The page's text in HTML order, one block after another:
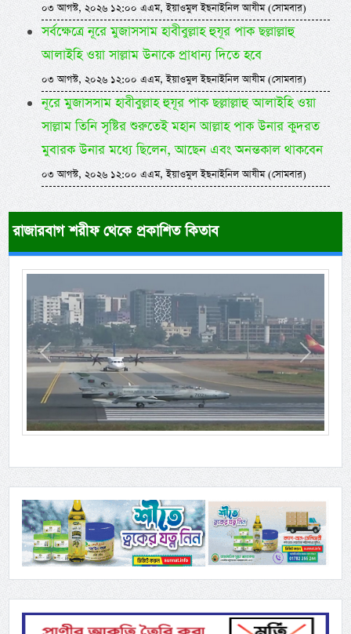
০৩ আগস্ট, ২০২৬ ১২:০০ এএম, ইয়াওমুল ইছনাইনিল আযীম (সোমবার)
সর্বক্ষেত্রে নূরে মুজাসসাম হাবীবুল্লাহ হুযূর পাক ছল্লাল্লাহু
আলাইহি ওয়া সাল্লাম উনাকে প্রাধান্য দিতে হবে
০৩ আগস্ট, ২০২৬ ১২:০০ এএম, ইয়াওমুল ইছনাইনিল আযীম (সোমবার)
নূরে মুজাসসাম হাবীবুল্লাহ হুযূর পাক ছল্লাল্লাহু আলাইহি ওয়া
সাল্লাম তিনি সৃষ্টির শুরুতেই মহান আল্লাহ পাক উনার কুদরত
মুবারক উনার মধ্যে ছিলেন, আছেন এবং অনন্তকাল থাকবেন
০৩ আগস্ট, ২০২৬ ১২:০০ এএম, ইয়াওমুল ইছনাইনিল আযীম (সোমবার)
রাজারবাগ শরীফ থেকে প্রকাশিত কিতাব
Previous Next